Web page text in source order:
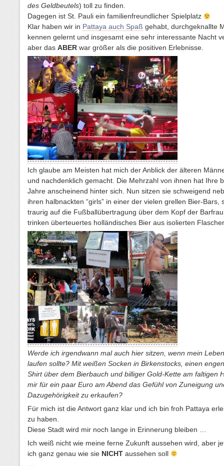
des Geldbeutels) toll zu finden.
Dagegen ist St. Pauli ein familienfreundlicher Spielplatz
Klar haben wir in Pattaya auch Spaß gehabt, durchgeknallte
kennen gelernt und insgesamt eine sehr interessante Nacht
aber das ABER war größer als die positiven Erlebnisse.
Ich glaube am Meisten hat mich der Anblick der älteren
und nachdenklich gemacht. Die Mehrzahl von ihnen hat Ihre
Jahre anscheinend hinter sich. Nun sitzen sie schweigend
ihren halbnackten “girls” in einer der vielen grellen Bier-Bars,
traurig auf die Fußballübertragung über dem Kopf der
trinken überteuertes holländisches Bier aus isolierten
Werde ich irgendwann mal auch hier sitzen, wenn mein
laufen sollte? Mit weißen Socken in Birkenstocks, einen
Shirt über dem Bierbauch und billiger Gold-Kette am faltigen
mir für ein paar Euro am Abend das Gefühl von Zuneigung
Dazugehörigkeit zu erkaufen?
Für mich ist die Antwort ganz klar und ich bin froh Pattaya
zu haben.
Diese Stadt wird mir noch lange in Erinnerung bleiben …
Ich weiß nicht wie meine ferne Zukunft aussehen wird, aber
ich ganz genau wie sie NICHT aussehen soll